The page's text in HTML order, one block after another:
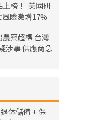
上榜！ 美國研
險激增17%
藥超標 台灣
涉事 供應商急
休儲備 + 保